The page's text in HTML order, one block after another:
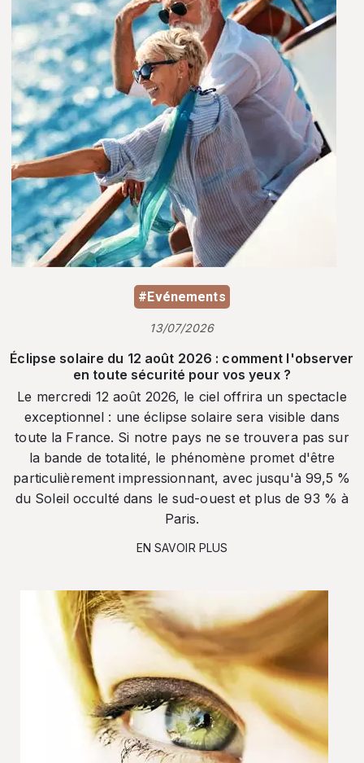
#Evénements
13/07/2026
Éclipse solaire du 12 août 2026 : comment l'observer
en toute sécurité pour vos yeux ?
Le mercredi 12 août 2026, le ciel offrira un spectacle
exceptionnel : une éclipse solaire sera visible dans
toute la France. Si notre pays ne se trouvera pas sur
la bande de totalité, le phénomène promet d'être
particulièrement impressionnant, avec jusqu'à 99,5 %
du Soleil occulté dans le sud-ouest et plus de 93 % à
Paris.
EN SAVOIR PLUS